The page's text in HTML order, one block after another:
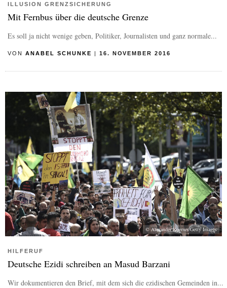
ILLUSION GRENZSICHERUNG
Mit Fernbus über die deutsche Grenze
Es soll ja nicht wenige geben, Politiker, Journalisten und ganz normale...
VON ANABEL SCHUNKE | 16. NOVEMBER 2016
© Alexander Koerner/Getty Images
HILFERUF
Deutsche Ezidi schreiben an Masud Barzani
Wir dokumentieren den Brief, mit dem sich die ezidischen Gemeinden in...